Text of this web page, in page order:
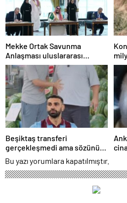
Mekke Ortak Savunma
Anlaşması uluslararası
basında geniş yankı uyandırdı
Beşiktaş transferi
gerçekleşmedi ama sözünü
tuttu: 500 kilo karpuz dağıttı
Bu yazı yorumlara kapatılmıştır.